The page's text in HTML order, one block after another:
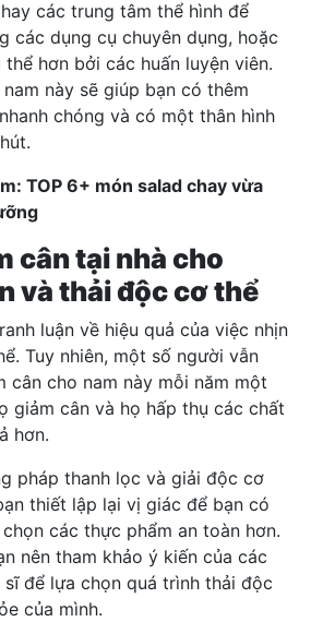
các trung tâm thể hình để
các dụng cụ chuyên dụng, hoặc
hơn bởi các huấn luyện viên.
này sẽ giúp bạn có thêm
chóng và có một thân hình
TOP 6+ món salad chay vừa
cân tại nhà cho
và thải độc cơ thể
luận về hiệu quả của việc nhịn
Tuy nhiên, một số người vẫn
cân cho nam này mỗi năm một
giảm cân và họ hấp thụ các chất
hơn.
pháp thanh lọc và giải độc cơ
thiết lập lại vị giác để bạn có
các thực phẩm an toàn hơn.
nên tham khảo ý kiến của các
để lựa chọn quá trình thải độc
của mình.